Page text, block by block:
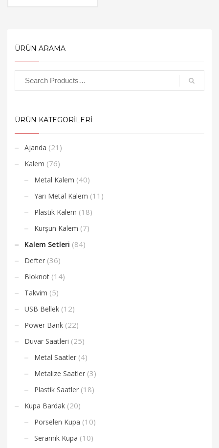
ÜRÜN ARAMA
ÜRÜN KATEGORİLERİ
Ajanda (21)
Kalem (76)
Metal Kalem (40)
Yarı Metal Kalem (11)
Plastik Kalem (18)
Kurşun Kalem (7)
Kalem Setleri (84)
Defter (36)
Bloknot (14)
Takvim (5)
USB Bellek (12)
Power Bank (22)
Duvar Saatleri (25)
Metal Saatler (4)
Metalize Saatler (3)
Plastik Saatler (18)
Kupa Bardak (20)
Porselen Kupa (10)
Seramik Kupa (10)